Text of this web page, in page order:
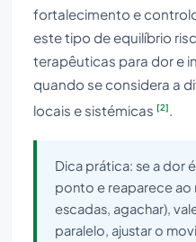
fortalecimento e
este tipo de equilíbrio
terapêuticas para dor e
quando se considera a
locais e sistémicas [2]
Dica prática: se a dor
ponto e reaparece ao
escadas, agachar),
paralelo, ajustar o